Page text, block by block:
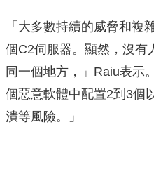
「大多數持續的威脅和複
個C2伺服器。顯然，沒有
同一個地方，」Raiu表示
個惡意軟體中配置2到3個
潰等風險。」